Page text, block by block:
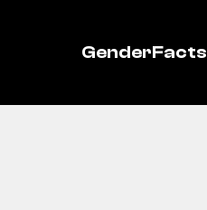
GenderFacts